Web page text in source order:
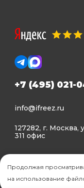
+7 (495) 021-
info@ifreez.ru
127282, г. Москва,
311 офис
Политика
Политика
Продолжая
на использование